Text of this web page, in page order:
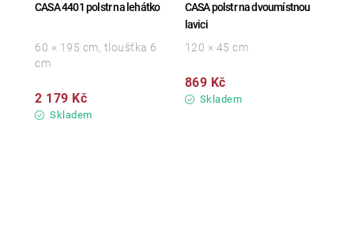
CASA 4401 polstr na lehátko
Skladem
2 179 Kč
60 × 195 cm, tloušťka 6
cm
CASA polstr na dvoumístnou
lavici
Skladem
869 Kč
120 × 45 cm